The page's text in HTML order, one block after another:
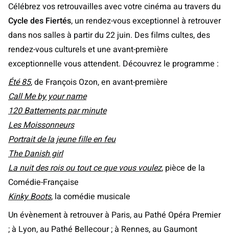
Célébrez vos retrouvailles avec votre cinéma au travers du
Cycle des Fiertés, un rendez-vous exceptionnel à retrouver
dans nos salles à partir du 22 juin. Des films cultes, des
rendez-vous culturels et une avant-première
exceptionnelle vous attendent. Découvrez le programme :
Été 85, de François Ozon, en avant-première
Call Me by your name
120 Battements par minute
Les Moissonneurs
Portrait de la jeune fille en feu
The Danish girl
La nuit des rois ou tout ce que vous voulez, pièce de la
Comédie-Française
Kinky Boots, la comédie musicale
Un évènement à retrouver à Paris, au Pathé Opéra Premier
; à Lyon, au Pathé Bellecour ; à Rennes, au Gaumont